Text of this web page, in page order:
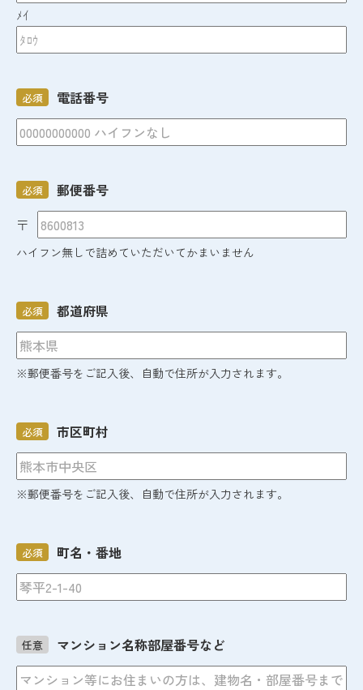
ﾒｲ
電話番号
必須
郵便番号
必須
〒
ハイフン無しで詰めていただいてかまいません
都道府県
必須
※郵便番号をご記入後、自動で住所が入力されます。
市区町村
必須
※郵便番号をご記入後、自動で住所が入力されます。
町名・番地
必須
マンション名称部屋番号など
任意